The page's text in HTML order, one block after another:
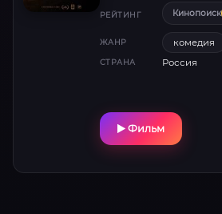
РЕЙТИНГ Кинопоиск
ЖАНР комедия
СТРАНА Россия
Фильм